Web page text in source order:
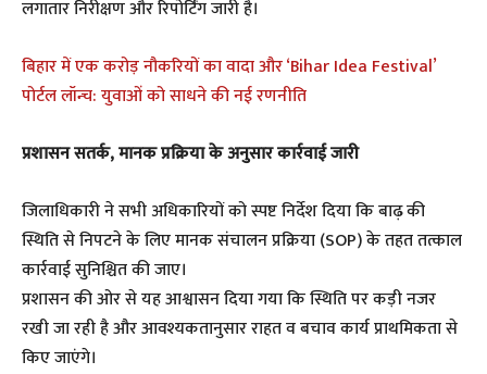
लगातार निरीक्षण और रिपोर्टिंग जारी है।
बिहार में एक करोड़ नौकरियों का वादा और ‘Bihar Idea Festival’
पोर्टल लॉन्च: युवाओं को साधने की नई रणनीति
प्रशासन सतर्क, मानक प्रक्रिया के अनुसार कार्रवाई जारी
जिलाधिकारी ने सभी अधिकारियों को स्पष्ट निर्देश दिया कि बाढ़ की
स्थिति से निपटने के लिए मानक संचालन प्रक्रिया (SOP) के तहत तत्काल
कार्रवाई सुनिश्चित की जाए।
प्रशासन की ओर से यह आश्वासन दिया गया कि स्थिति पर कड़ी नजर
रखी जा रही है और आवश्यकतानुसार राहत व बचाव कार्य प्राथमिकता से
किए जाएंगे।